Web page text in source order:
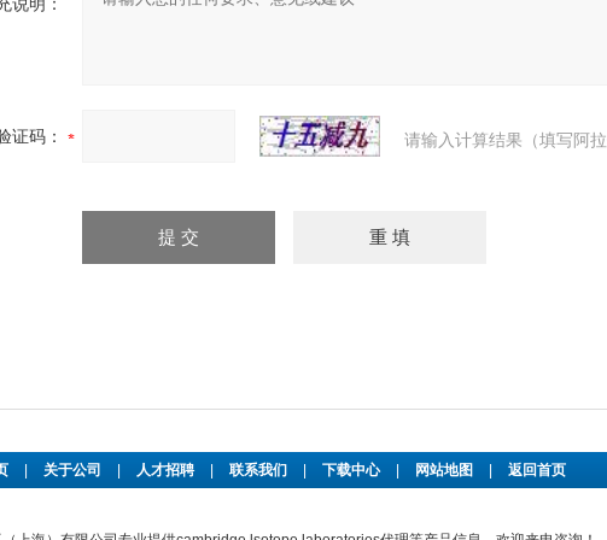
证码： 请输入计算结果（填写阿
关于公司 人才招聘 联系我们 下载中心 网站地图 返回首页